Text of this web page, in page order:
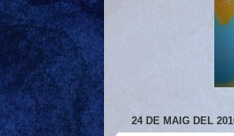
24 DE MAIG DEL